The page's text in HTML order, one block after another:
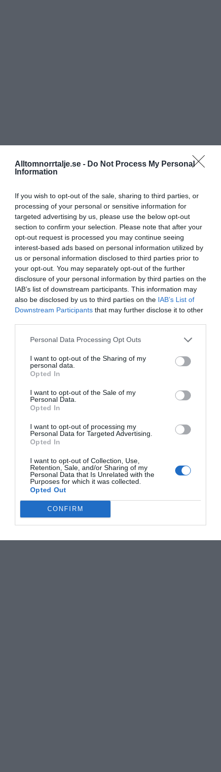
Alltomnorrtalje.se - Do Not Process My Personal
Information
If you wish to opt-out of the sale, sharing to third parties, or
processing of your personal or sensitive information for
targeted advertising by us, please use the below opt-out
section to confirm your selection. Please note that after your
opt-out request is processed you may continue seeing
interest-based ads based on personal information utilized by
us or personal information disclosed to third parties prior to
your opt-out. You may separately opt-out of the further
disclosure of your personal information by third parties on the
IAB’s list of downstream participants. This information may
also be disclosed by us to third parties on the IAB’s List of
Downstream Participants that may further disclose it to other
Personal Data Processing Opt Outs
I want to opt-out of the Sharing of my
personal data.
Opted In
I want to opt-out of the Sale of my
Personal Data.
Opted In
I want to opt-out of processing my
Personal Data for Targeted Advertising.
Opted In
I want to opt-out of Collection, Use,
Retention, Sale, and/or Sharing of my
Personal Data that Is Unrelated with the
Purposes for which it was collected.
Opted Out
CONFIRM